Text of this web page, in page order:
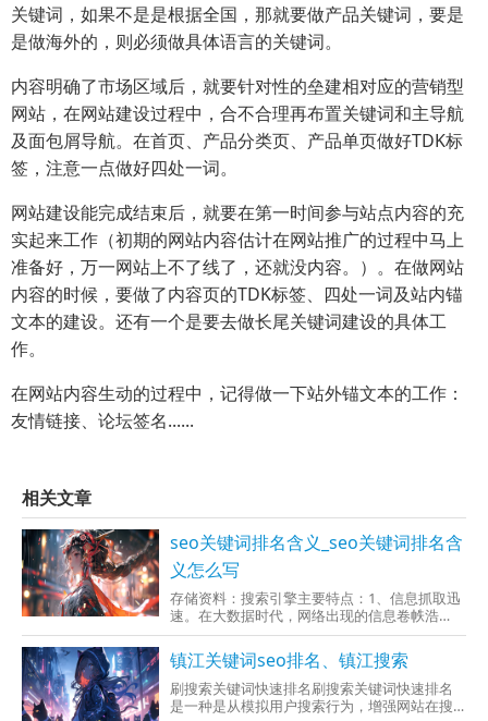
关键词，如果不是是根据全国，那就要做产品关键词，要是
是做海外的，则必须做具体语言的关键词。
内容明确了市场区域后，就要针对性的垒建相对应的营销型
网站，在网站建设过程中，合不合理再布置关键词和主导航
及面包屑导航。在首页、产品分类页、产品单页做好TDK标
签，注意一点做好四处一词。
网站建设能完成结束后，就要在第一时间参与站点内容的充
实起来工作（初期的网站内容估计在网站推广的过程中马上
准备好，万一网站上不了线了，还就没内容。）。在做网站
内容的时候，要做了内容页的TDK标签、四处一词及站内锚
文本的建设。还有一个是要去做长尾关键词建设的具体工
作。
在网站内容生动的过程中，记得做一下站外锚文本的工作：
友情链接、论坛签名......
相关文章
seo关键词排名含义_seo关键词排名含
义怎么写
存储资料：搜索引擎主要特点：1、信息抓取迅
速。在大数据时代，网络出现的信息卷帙浩
繁，令人所适，难以能得到自己必须的信息资
源。在搜索引擎技术的帮助下，凭借关键词、
低级语法等检索数据库就是可以快速捕抓到去
相关度极高的看操作信息。2、深入开展信息深
处挖掘。搜索引擎在捕抓用户需求
镇江关键词seo排名、镇江搜索
刷搜索关键词快速排名刷搜索关键词快速排名
是一种是从模拟用户搜索行为，增强网站在搜